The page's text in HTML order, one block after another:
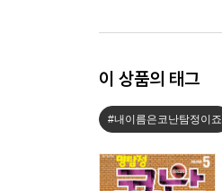
이 상품의 태그
#내이름은코난탐정이죠